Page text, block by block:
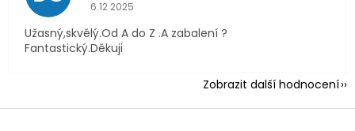
6.12.2025
Užasný,skvělý.Od A do Z .A zabalení ?
Fantastický.Děkuji
Zobrazit další hodnocení
Z